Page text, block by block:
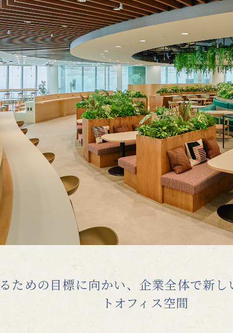
ための目標に向かい、企業全体で新
トオフィス空間